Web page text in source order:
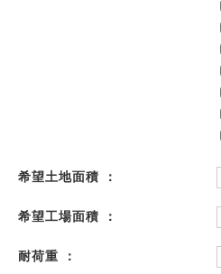
希望土地面積 ：
希望工場面積 ：
耐荷重 ：